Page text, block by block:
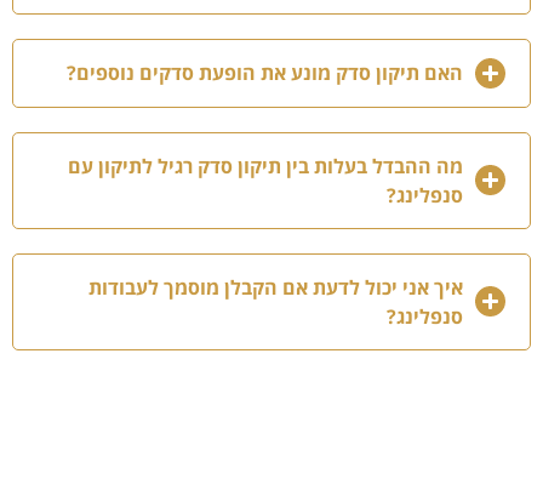
האם תיקון סדק מונע את הופעת סדקים נוספים?
מה ההבדל בעלות בין תיקון סדק רגיל לתיקון עם
סנפלינג?
איך אני יכול לדעת אם הקבלן מוסמך לעבודות
סנפלינג?